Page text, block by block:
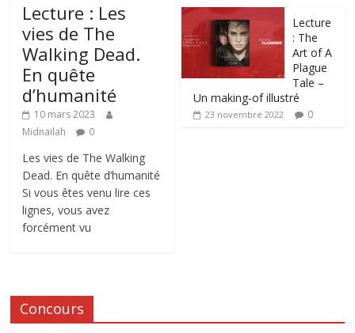
Lecture : Les
vies de The
Walking Dead.
En quête
d’humanité
10 mars 2023
Midnailah
0
Les vies de The Walking
Dead. En quête d’humanité
Si vous êtes venu lire ces
lignes, vous avez
forcément vu
Lecture
: The
Art of A
Plague
Tale –
Un making-of illustré
23 novembre 2022 0
Concours